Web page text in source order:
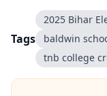
Tags
2025 Bihar
baldwin
tnb college